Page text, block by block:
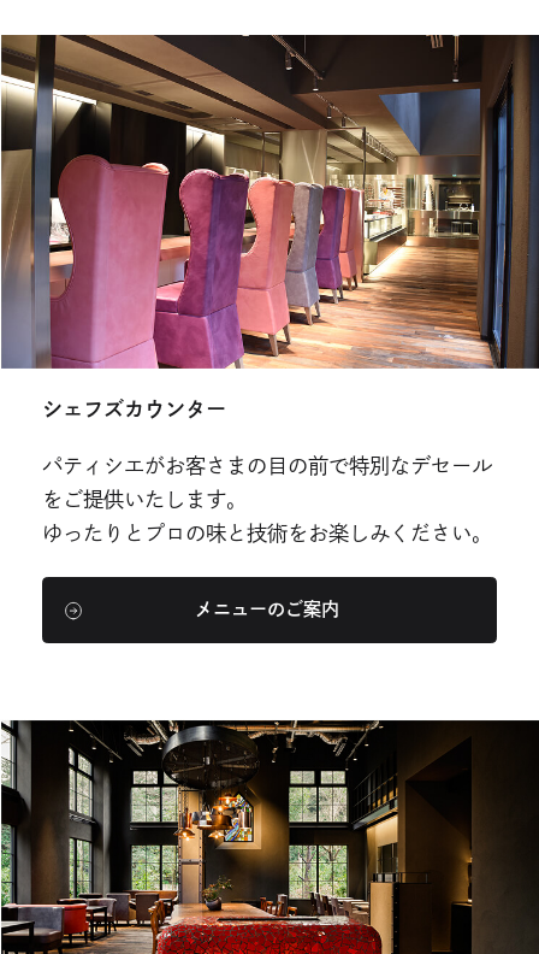
シェフズカウンター
パティシエがお客さまの目の前で特別なデセール
をご提供いたします。
ゆったりとプロの味と技術をお楽しみください。
メニューのご案内